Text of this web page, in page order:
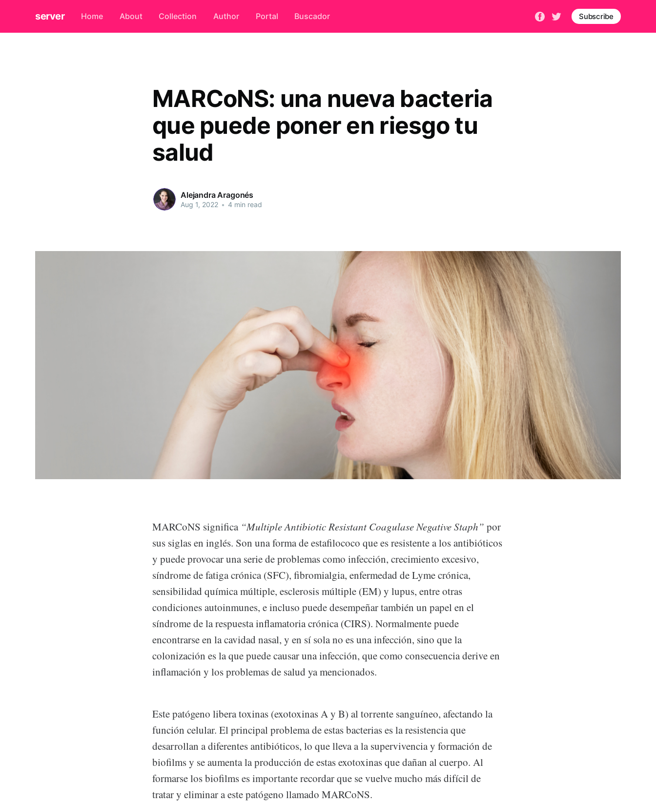
server Home About Collection Author Portal Buscador Subscribe
MARCoNS: una nueva bacteria
que puede poner en riesgo tu
salud
Alejandra Aragonés
Aug 1, 2022 • 4 min read
MARCoNS significa “Multiple Antibiotic Resistant Coagulase Negative Staph” por
sus siglas en inglés. Son una forma de estafilococo que es resistente a los antibióticos
y puede provocar una serie de problemas como infección, crecimiento excesivo,
síndrome de fatiga crónica (SFC), fibromialgia, enfermedad de Lyme crónica,
sensibilidad química múltiple, esclerosis múltiple (EM) y lupus, entre otras
condiciones autoinmunes, e incluso puede desempeñar también un papel en el
síndrome de la respuesta inflamatoria crónica (CIRS). Normalmente puede
encontrarse en la cavidad nasal, y en sí sola no es una infección, sino que la
colonización es la que puede causar una infección, que como consecuencia derive en
inflamación y los problemas de salud ya mencionados.
Este patógeno libera toxinas (exotoxinas A y B) al torrente sanguíneo, afectando la
función celular. El principal problema de estas bacterias es la resistencia que
desarrollan a diferentes antibióticos, lo que lleva a la supervivencia y formación de
biofilms y se aumenta la producción de estas exotoxinas que dañan al cuerpo. Al
formarse los biofilms es importante recordar que se vuelve mucho más difícil de
tratar y eliminar a este patógeno llamado MARCoNS.